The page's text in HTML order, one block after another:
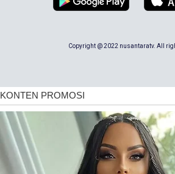
Copyright @ 2022 nusantaratv. All